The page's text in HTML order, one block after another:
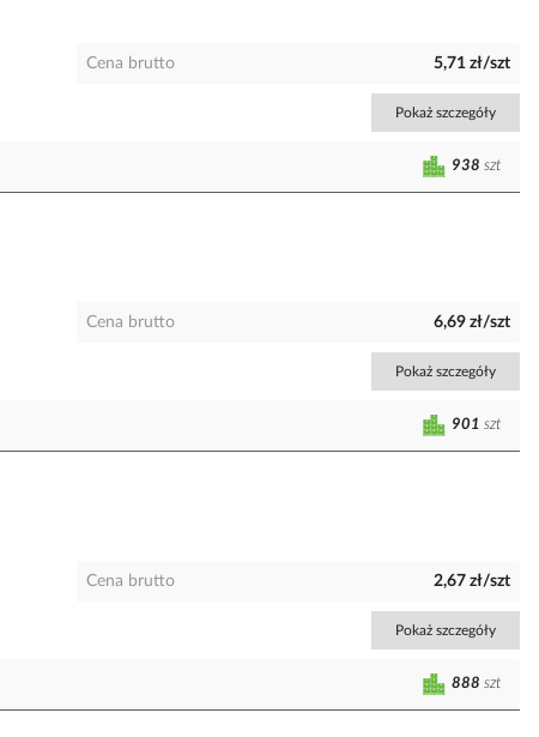
Cena brutto 5,71 zł/szt
Pokaż szczegóły
938 szt
Cena brutto 6,69 zł/szt
Pokaż szczegóły
901 szt
Cena brutto 2,67 zł/szt
Pokaż szczegóły
888 szt